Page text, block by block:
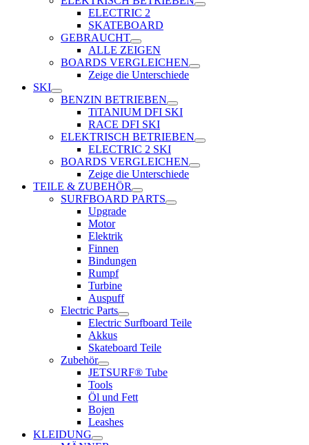
ELECTRIC 2
SKATEBOARD
GEBRAUCHT
ALLE ZEIGEN
BOARDS VERGLEICHEN
Zeige die Unterschiede
SKI
BENZIN BETRIEBEN
TiTANIUM DFI SKI
RACE DFI SKI
ELEKTRISCH BETRIEBEN
ELECTRIC 2 SKI
BOARDS VERGLEICHEN
Zeige die Unterschiede
TEILE & ZUBEHÖR
SURFBOARD PARTS
Upgrade
Motor
Elektrik
Finnen
Bindungen
Rumpf
Turbine
Auspuff
Electric Parts
Electric Surfboard Teile
Akkus
Skateboard Teile
Zubehör
JETSURF® Tube
Tools
Öl und Fett
Bojen
Leashes
KLEIDUNG